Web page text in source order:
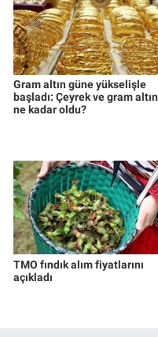
Gram altın güne yükselişle
başladı: Çeyrek ve gram altın
ne kadar oldu?
TMO fındık alım fiyatlarını
açıkladı